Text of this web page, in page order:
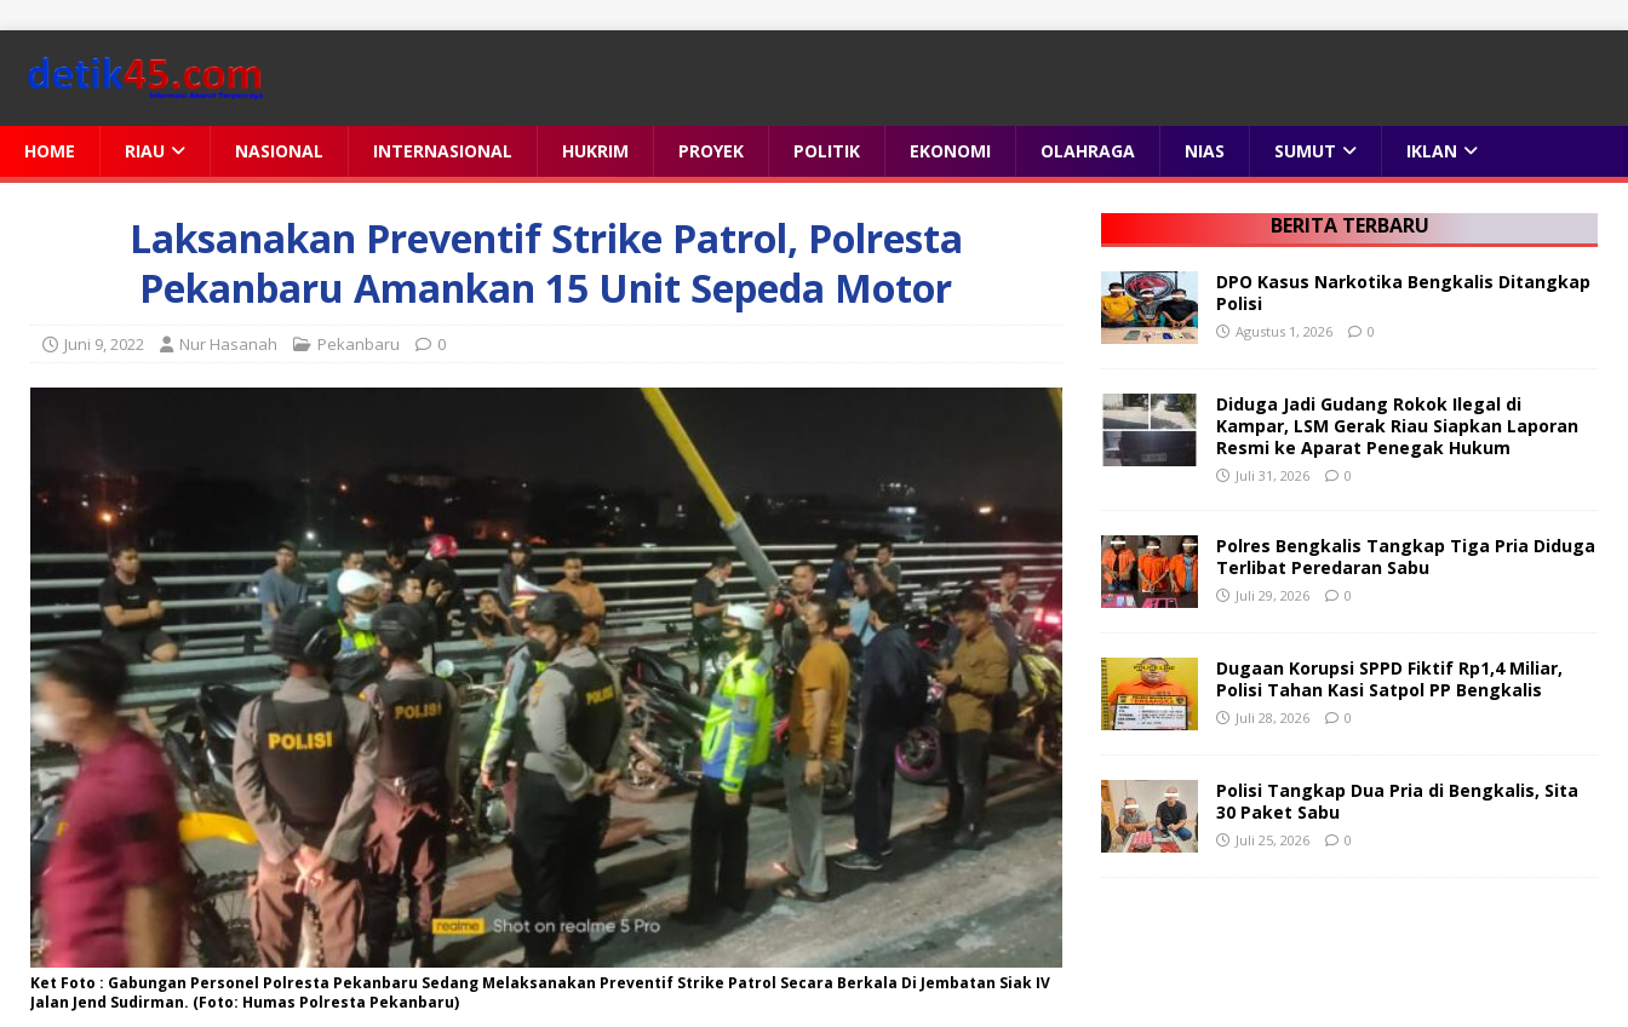
HOME RIAU NASIONAL INTERNASIONAL HUKRIM PROYEK POLITIK EKONOMI OLAHRAGA NIAS SUMUT IKLAN
Laksanakan Preventif Strike Patrol, Polresta
Pekanbaru Amankan 15 Unit Sepeda Motor
Juni 9, 2022 Nur Hasanah Pekanbaru 0
Ket Foto : Gabungan Personel Polresta Pekanbaru Sedang Melaksanakan Preventif Strike Patrol Secara Berkala Di Jembatan Siak IV
Jalan Jend Sudirman. (Foto: Humas Polresta Pekanbaru)
BERITA TERBARU
DPO Kasus Narkotika Bengkalis Ditangkap
Polisi
Agustus 1, 2026 0
Diduga Jadi Gudang Rokok Ilegal di
Kampar, LSM Gerak Riau Siapkan Laporan
Resmi ke Aparat Penegak Hukum
Juli 31, 2026 0
Polres Bengkalis Tangkap Tiga Pria Diduga
Terlibat Peredaran Sabu
Juli 29, 2026 0
Dugaan Korupsi SPPD Fiktif Rp1,4 Miliar,
Polisi Tahan Kasi Satpol PP Bengkalis
Juli 28, 2026 0
Polisi Tangkap Dua Pria di Bengkalis, Sita
30 Paket Sabu
Juli 25, 2026 0